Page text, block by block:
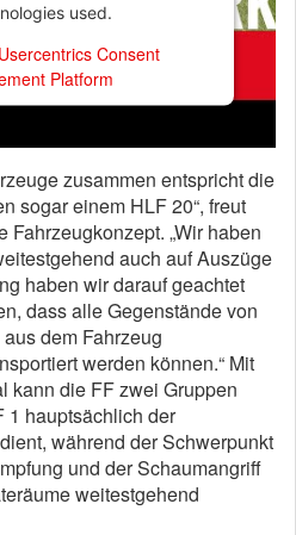
used.
Usercentrics Consent
Platform
zusammen entspricht die
sogar einem HLF 20“, freut
„Wir haben
auch auf Auszüge
haben wir darauf geachtet
dass alle Gegenstände von
dem Fahrzeug
werden können.“ Mit
kann die FF zwei Gruppen
1 hauptsächlich der
während der Schwerpunkt
und der Schaumangriff
weitestgehend